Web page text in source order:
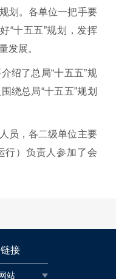
划。各单位一把手要
“十五五”规划，发挥
发展。
了总局“十五五”规
绕总局“十五五”规划
，各二级单位主要
行）负责人参加了会
接
站